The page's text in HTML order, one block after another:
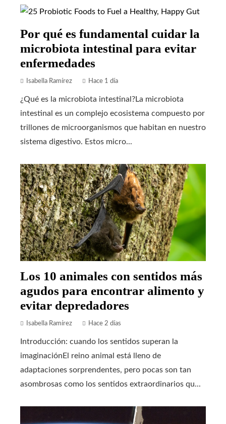
Por qué es fundamental cuidar la
microbiota intestinal para evitar
enfermedades
Isabella Ramírez Hace 1 día
¿Qué es la microbiota intestinal?La microbiota
intestinal es un complejo ecosistema compuesto por
trillones de microorganismos que habitan en nuestro
sistema digestivo. Estos micro...
Los 10 animales con sentidos más
agudos para encontrar alimento y
evitar depredadores
Isabella Ramírez Hace 2 días
Introducción: cuando los sentidos superan la
imaginaciónEl reino animal está lleno de
adaptaciones sorprendentes, pero pocas son tan
asombrosas como los sentidos extraordinarios qu...